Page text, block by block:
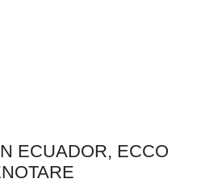
ECUADOR, ECCO